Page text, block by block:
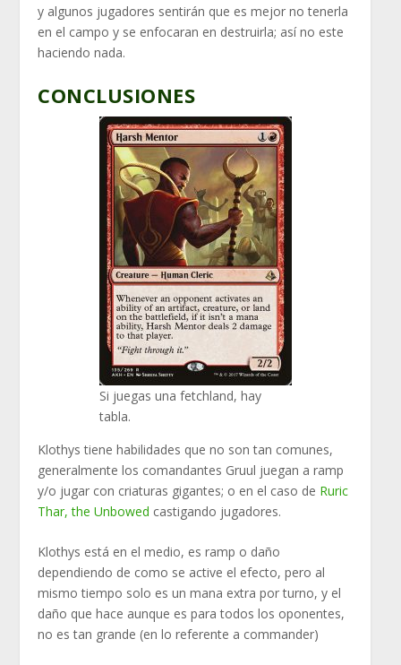
y algunos jugadores sentirán que es mejor no tenerla
en el campo y se enfocaran en destruirla; así no este
haciendo nada.
CONCLUSIONES
Si juegas una fetchland, hay
tabla.
Klothys tiene habilidades que no son tan comunes,
generalmente los comandantes Gruul juegan a ramp
y/o jugar con criaturas gigantes; o en el caso de Ruric
Thar, the Unbowed castigando jugadores.
Klothys está en el medio, es ramp o daño
dependiendo de como se active el efecto, pero al
mismo tiempo solo es un mana extra por turno, y el
daño que hace aunque es para todos los oponentes,
no es tan grande (en lo referente a commander)